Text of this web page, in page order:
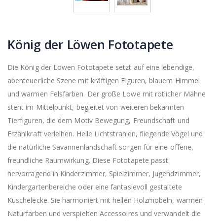
König der Löwen Fototapete
Die König der Löwen Fototapete setzt auf eine lebendige,
abenteuerliche Szene mit kräftigen Figuren, blauem Himmel
und warmen Felsfarben. Der große Löwe mit rötlicher Mähne
steht im Mittelpunkt, begleitet von weiteren bekannten
Tierfiguren, die dem Motiv Bewegung, Freundschaft und
Erzählkraft verleihen. Helle Lichtstrahlen, fliegende Vögel und
die natürliche Savannenlandschaft sorgen für eine offene,
freundliche Raumwirkung. Diese Fototapete passt
hervorragend in Kinderzimmer, Spielzimmer, Jugendzimmer,
Kindergartenbereiche oder eine fantasievoll gestaltete
Kuschelecke. Sie harmoniert mit hellen Holzmöbeln, warmen
Naturfarben und verspielten Accessoires und verwandelt die